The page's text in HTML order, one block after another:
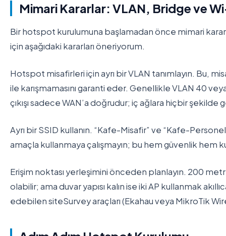
Mimari Kararlar: VLAN, Bridge ve
Bir hotspot kurulumuna başlamadan önce mimari
için aşağıdaki kararları öneriyorum.
Hotspot misafirleri için ayrı bir VLAN tanımlayın. Bu,
ile karışmamasını garanti eder. Genellikle VLAN 40
çıkışı sadece WAN’a doğrudur; iç ağlara hiçbir
Ayrı bir SSID kullanın. “Kafe-Misafir” ve “Kafe-
amaçla kullanmaya çalışmayın; bu hem güvenlik hem
Erişim noktası yerleşimini önceden planlayın. 200
olabilir; ama duvar yapısı kalın ise iki AP kullanmak
edebilen siteSurvey araçları (Ekahau veya MikroTik